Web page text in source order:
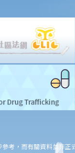
？
樣做？
考，而有關資料並非